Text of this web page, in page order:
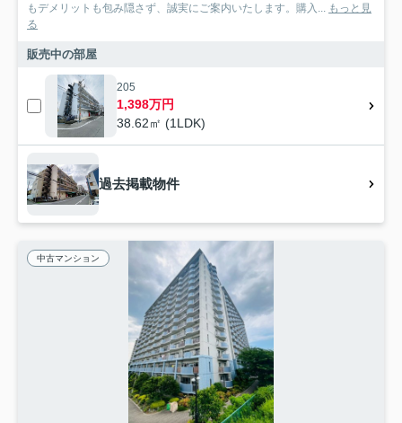
もデメリットも包み隠さず、誠実にご案内いたします。購入... もっと見
る
販売中の部屋
205
1,398万円
38.62㎡ (1LDK)
過去掲載物件
中古マンション